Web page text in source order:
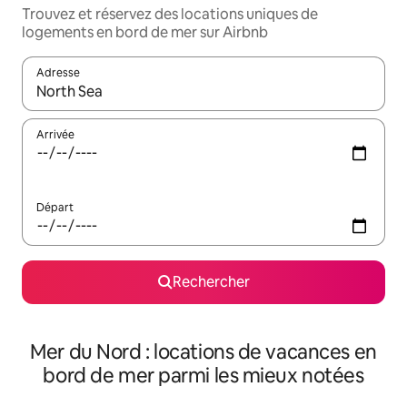
Trouvez et réservez des locations uniques de
logements en bord de mer sur Airbnb
Adresse
Lorsque les résultats s'affichent, utilisez les flèches vers le
Arrivée
Départ
Rechercher
Mer du Nord : locations de vacances en
bord de mer parmi les mieux notées